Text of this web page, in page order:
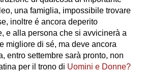
una famiglia, impossibile trovare
inoltre é ancora deperito
e alla persona che si avvicinerà a
migliore di sé, ma deve ancora
entro settembre sarà pronto, non
per il trono di Uomini e Donne?